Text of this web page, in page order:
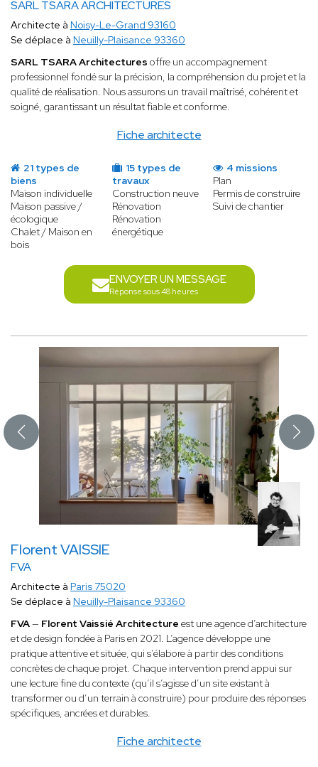
SARL TSARA ARCHITECTURES
Fiche architecte
Architecte à Noisy-Le-Grand 93160
Se déplace à Neuilly-Plaisance 93360
SARL TSARA Architectures offre un accompagnement
professionnel fondé sur la précision, la compréhension du projet et la
qualité de réalisation. Nous assurons un travail maîtrisé, cohérent et
soigné, garantissant un résultat fiable et conforme.
21 types de
biens
Maison individuelle
Maison passive /
écologique
Chalet / Maison en
bois
15 types de
travaux
Construction neuve
Rénovation
Rénovation
énergétique
4 missions
Plan
Permis de construire
Suivi de chantier
ENVOYER UN MESSAGE
Réponse sous 48 heures
Florent VAISSIE
FVA
Fiche architecte
Architecte à Paris 75020
Se déplace à Neuilly-Plaisance 93360
FVA— Florent Vaissié Architecture est une agence d’architecture
et de design fondée à Paris en 2021. L’agence développe une
pratique attentive et située, qui s’élabore à partir des conditions
concrètes de chaque projet. Chaque intervention prend appui sur
une lecture fine du contexte (qu’il s’agisse d’un site existant à
transformer ou d’un terrain à construire) pour produire des réponses
spécifiques, ancrées et durables.